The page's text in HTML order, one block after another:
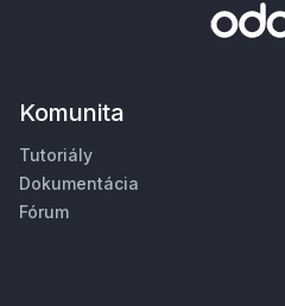
Komunita
Tutoriály
Dokumentácia
Fórum